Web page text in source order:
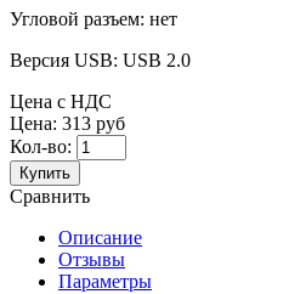
Угловой разъем: нет
Версия USB: USB 2.0
Цена с НДС
Цена: 313 руб
Кол-во:
Купить
Сравнить
Описание
Отзывы
Параметры